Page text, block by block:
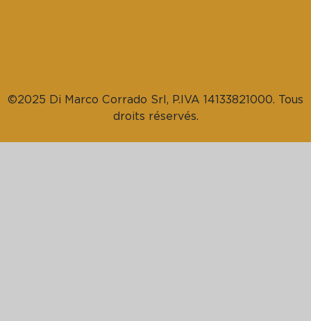
©2025 Di Marco Corrado Srl, P.IVA 14133821000. Tous
droits réservés.